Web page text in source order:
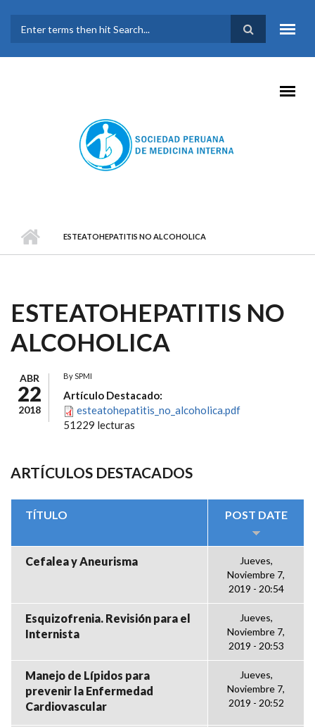
FORMULARIO DE
BÚSQUEDA
ESTEATOHEPATITIS NO ALCOHOLICA
ESTEATOHEPATITIS NO
ALCOHOLICA
ABR
22
2018
BySPMI
Artículo Destacado:
esteatohepatitis_no_alcoholica.pdf
51229 lecturas
ARTÍCULOS DESTACADOS
TÍTULO POST DATE
Cefalea y Aneurisma
Jueves,
Noviembre 7,
2019 - 20:54
Esquizofrenia. Revisión para el
Internista
Jueves,
Noviembre 7,
2019 - 20:53
Manejo de Lípidos para
prevenir la Enfermedad
Cardiovascular
Jueves,
Noviembre 7,
2019 - 20:52